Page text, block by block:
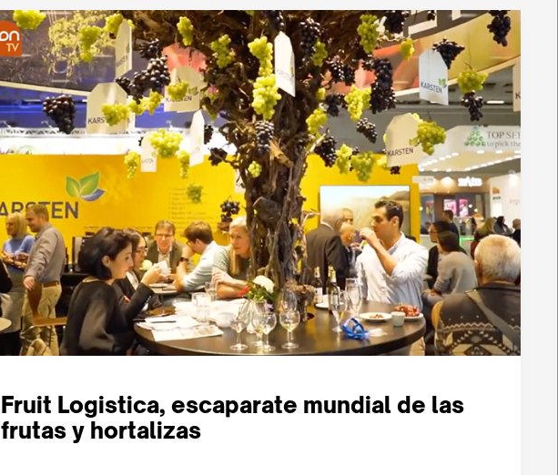
Fruit Logistica, escaparate mundial de las
frutas y hortalizas